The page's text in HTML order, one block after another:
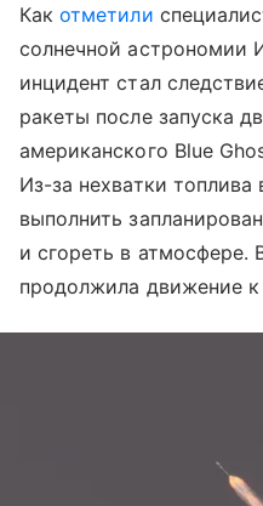
Какотметили
солнечной
инцидент стал
ракеты после запуска
американского Blue
Из-за нехватки топлива
выполнить
и сгореть в атмосфере.
продолжила движение к